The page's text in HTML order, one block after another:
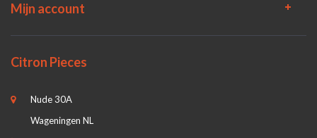
Mijn account
Citron Pieces
Nude 30A
Wageningen NL